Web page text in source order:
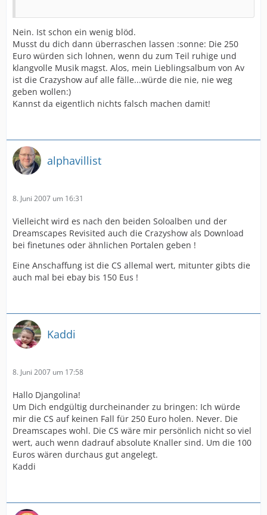
Nein. Ist schon ein wenig blöd.
Musst du dich dann überraschen lassen :sonne: Die 250
Euro würden sich lohnen, wenn du zum Teil ruhige und
klangvolle Musik magst. Alos, mein Lieblingsalbum von Av
ist die Crazyshow auf alle fälle...würde die nie, nie weg
geben wollen:)
Kannst da eigentlich nichts falsch machen damit!
alphavillist
8. Juni 2007 um 16:31
Vielleicht wird es nach den beiden Soloalben und der
Dreamscapes Revisited auch die Crazyshow als Download
bei finetunes oder ähnlichen Portalen geben !
Eine Anschaffung ist die CS allemal wert, mitunter gibts die
auch mal bei ebay bis 150 Eus !
Kaddi
8. Juni 2007 um 17:58
Hallo Djangolina!
Um Dich endgültig durcheinander zu bringen: Ich würde
mir die CS auf keinen Fall für 250 Euro holen. Never. Die
Dreamscapes wohl. Die CS wäre mir persönlich nicht so viel
wert, auch wenn dadrauf absolute Knaller sind. Um die 100
Euros wären durchaus gut angelegt.
Kaddi